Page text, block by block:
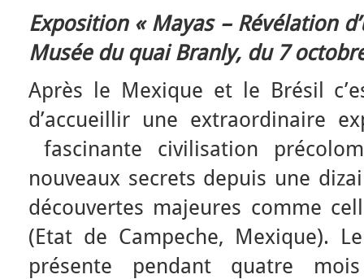
Exposition « Mayas – Révélation
Musée du quai Branly, du 7
Après le Mexique et le Brésil
d’accueillir une extraordinaire
fascinante civilisation
nouveaux secrets depuis une
découvertes majeures comme
(Etat de Campeche, Mexique).
présente pendant quatre